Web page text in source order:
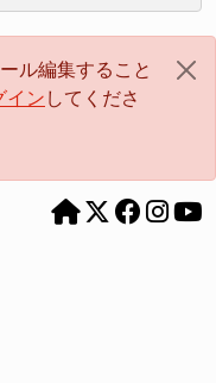
ル編集すること
イン してくださ